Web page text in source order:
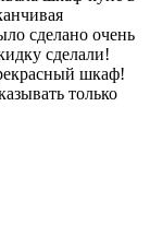
сделано очень
сделали!
шкаф!
только